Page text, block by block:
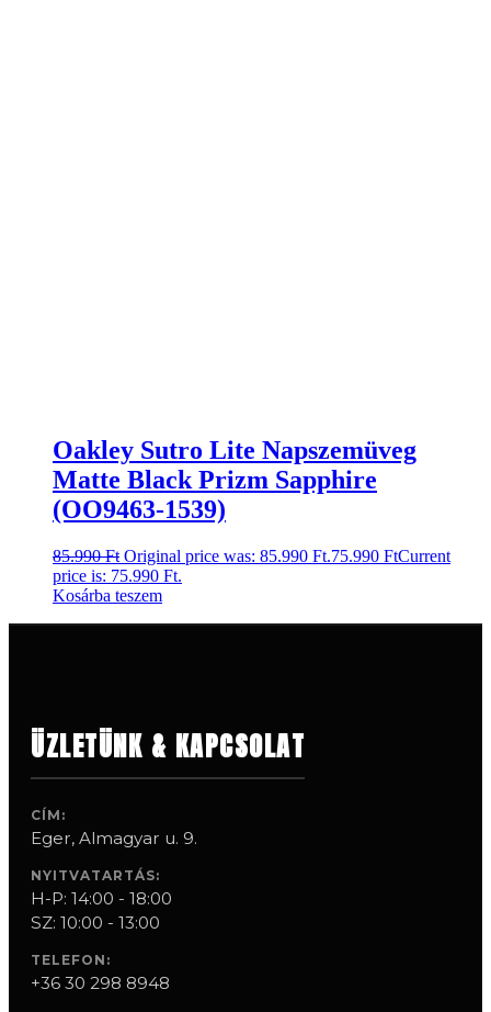
Oakley Sutro Lite Napszemüveg
Matte Black Prizm Sapphire
(OO9463-1539)
85.990Ft Original price was: 85.990 Ft.75.990 FtCurrent
price is: 75.990 Ft.
Kosárba teszem
ÜZLETÜNK & KAPCSOLAT
CÍM:
Eger, Almagyar u. 9.
NYITVATARTÁS:
H-P: 14:00 - 18:00
SZ: 10:00 - 13:00
TELEFON:
+36 30 298 8948